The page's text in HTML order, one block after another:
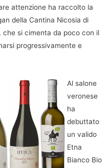
attenzione ha raccolto la
della Cantina Nicosia di
si cimenta da poco con il
progressivamente e
Al salone
veronese
ha
debuttato
un valido
Etna
Bianco Bio